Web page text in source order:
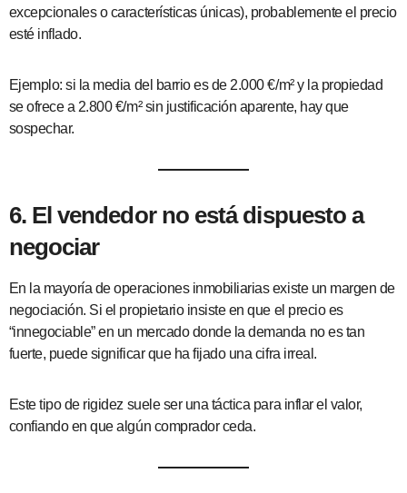
excepcionales o características únicas), probablemente el precio
esté inflado.
Ejemplo: si la media del barrio es de 2.000 €/m² y la propiedad
se ofrece a 2.800 €/m² sin justificación aparente, hay que
sospechar.
6. El vendedor no está dispuesto a
negociar
En la mayoría de operaciones inmobiliarias existe un margen de
negociación. Si el propietario insiste en que el precio es
“innegociable” en un mercado donde la demanda no es tan
fuerte, puede significar que ha fijado una cifra irreal.
Este tipo de rigidez suele ser una táctica para inflar el valor,
confiando en que algún comprador ceda.